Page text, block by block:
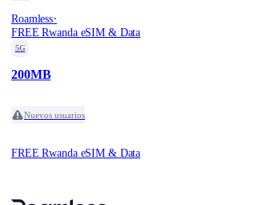
Roamless·
FREE Rwanda eSIM & Data
5G
200MB
Nuevos usuarios
FREE Rwanda eSIM & Data